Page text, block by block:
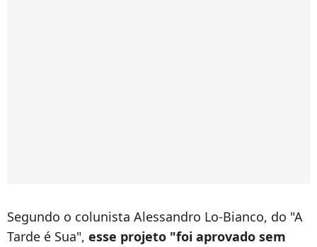
Segundo o colunista Alessandro Lo-Bianco, do "A
Tarde é Sua", esse projeto "foi aprovado sem